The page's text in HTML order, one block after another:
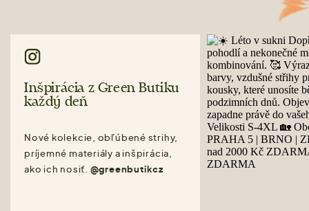
Inšpirácia z Green Butiku
každý deň
Nové kolekcie, obľúbené strihy,
príjemné materiály a inšpirácia,
ako ich nosiť. @greenbutikcz